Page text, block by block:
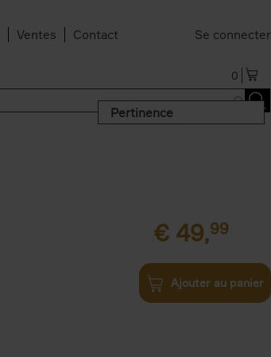
Ventes Contact Se connecter
0
Pertinence
€ 49,99
Ajouter au panier